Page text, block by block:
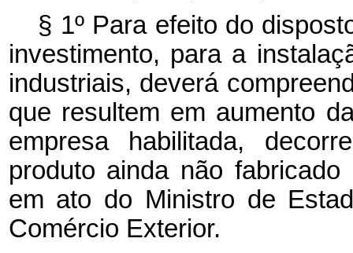
§ 1º Para efeito do
investimento, para a
industriais, deverá
que resultem em aumento
empresa habilitada,
produto ainda não
em ato do Ministro de
Comércio Exterior.